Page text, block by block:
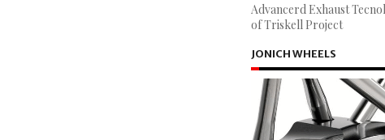
Advancerd Exhaust
of Triskell Project
JONICH WHEELS